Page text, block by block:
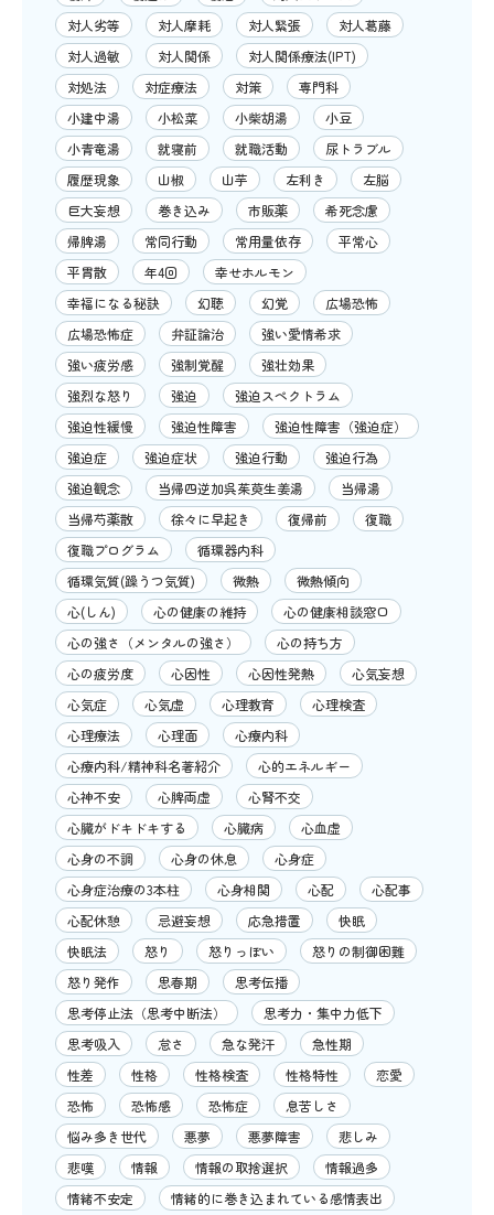
対人劣等
対人摩耗 対人緊張
対人葛藤
対人過敏
対人関係
対人関係療法(IPT)
対処法
対症療法 対策
専門科
小建中湯
小松菜 小柴胡湯
小豆
小青竜湯
就寝前 就職活動
尿トラブル
履歴現象
山椒 山芋 左利き
左脳
巨大妄想
巻き込み 市販薬
希死念慮
帰脾湯
常同行動 常用量依存
平常心
平胃散
年4回
幸せホルモン
幸福になる秘訣
幻聴 幻覚
広場恐怖
広場恐怖症
弁証論治
強い愛情希求
強い疲労感
強制覚醒
強壮効果
強烈な怒り
強迫
強迫スペクトラム
強迫性緩慢
強迫性障害
強迫性障害（強迫症）
強迫症
強迫症状 強迫行動
強迫行為
強迫観念
当帰四逆加呉茱萸生姜湯
当帰湯
当帰芍薬散
徐々に早起き 復帰前
復職
復職プログラム
循環器内科
循環気質(躁うつ気質)
微熱
微熱傾向
心(しん)
心の健康の維持
心の健康相談窓口
心の強さ（メンタルの強さ）
心の持ち方
心の疲労度
心因性 心因性発熱
心気妄想
心気症
心気虚 心理教育
心理検査
心理療法
心理面
心療内科
心療内科/精神科名著紹介
心的エネルギー
心神不安
心脾両虚
心腎不交
心臓がドキドキする
心臓病
心血虚
心身の不調
心身の休息
心身症
心身症治療の3本柱
心身相関 心配
心配事
心配休憩
忌避妄想 応急措置
快眠
快眠法
怒り 怒りっぽい
怒りの制御困難
怒り発作
思春期
思考伝播
思考停止法（思考中断法）
思考力・集中力低下
思考吸入
怠さ 急な発汗
急性期
性差
性格 性格検査 性格特性
恋愛
恐怖
恐怖感 恐怖症
息苦しさ
悩み多き世代
悪夢 悪夢障害
悲しみ
悲嘆
情報 情報の取捨選択
情報過多
情緒不安定
情緒的に巻き込まれている感情表出